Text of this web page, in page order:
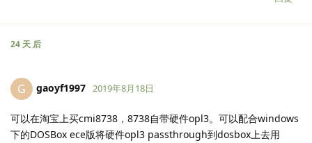
24 天 后
G gaoyf1997 2019年8月18日
可以在淘宝上买cmi8738，8738自带硬件opl3。可以配合windows
下的DOSBox ece版将硬件opl3 passthrough到dosbox上去用